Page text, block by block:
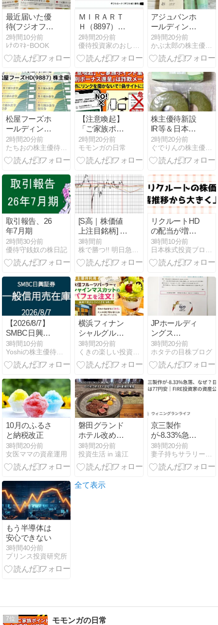
最近届いた優
待(フジオフー
ドグループ&
ジェリービー
ンズ)今日の取
2時間10分前
ﾚﾅのﾏﾈｰBOOK
ＭＩＲＡＲＴ
Ｈ（8897）株
主優待。プレ
ミアム優待俱
楽部（アマギ
クロス情報。
2時間20分前
アジュバンホ
ールディング
スから株主優
待が到着
2時間20分前
松屋フーズホ
ールディング
ス(9887)から
株主優待が到
着
2時間20分前
たちおの株主優待ブログ
【注意喚起】
「ご家族ポイ
ント集中・特
別ボーナス進
呈のお知ら
シング詐欺メ
ール！怪しい
見分け方と対
処法
2時間20分前
モモンガの日常
株主優待新設
IR等＆日本製
紙（3863）・
チムニー
（3178）・ク
（3034）株主
優待到着
2時間20分前
取引報告、26
年7月期
2時間30分前
優待守銭奴の株日記
[S高｜株価値
上注目銘柄] ロ
ート製薬,ＰＨ
Ｃホールディ
ングス,イチケ
アル,ナカノフ
ドー建設,フル
ヤ金属,ＡＤＥ
ＫＡ,藤田観光,
ゲオホールデ
ィングス,フジ
クラ,メガチッ
プス,日本触媒,
パイロット,ブ
ラザー工業,Ｔ
ＯＫＡＩ,岩谷
産業,ＳＨＩＦ
Ｔ,レゾナック,
福山通運,旭ダ
イヤモンド工
業,コスモＨＤ,
ミズノ,保土谷
化学工業,リロ
グループ,フコ
ク,三精テクノ
星ベルト,エン,
3時間前
リクルートHD
の配当が増配
推移・株価は
下落が強めの
推移から大き
【6098】
3時間10分前
【2026/8/7】
SMBC日興証
券 一般信用売
在庫状況
3時間10分前
Yoshiの株主優待ブログ
横浜フィナン
シャルグルー
プ(7186)【株
主優待利用】
水信フルーツ
ャインマスカ
ットのパフェ
を注文！
3時間20分前
JPホールディ
ングス
（2749）より
株主優待が到
着！
3時間20分前
ホタテの目株ブログ
10月のふるさ
と納税改正
3時間20分前
女医ママの資産運用
磐田グランド
ホテル改め
「GREENITY
IWATA」の鉄
板焼ランチが
3時間20分前
投資生活 in 遠江
京三製作
が-8.33%急
落、なぜ？日
経は77円安｜
FIRE投資家の
3時間20分前
もう半導体は
安心できない
3時間40分前
プリンス投資研究所
全て表示
7 モモンガの日常